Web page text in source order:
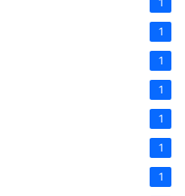
1
1
1
1
1
1
1